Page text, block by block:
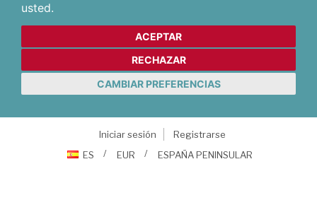
usted.
ACEPTAR
RECHAZAR
CAMBIAR PREFERENCIAS
Iniciar sesión
Registrarse
ES
EUR ESPAÑA PENINSULAR